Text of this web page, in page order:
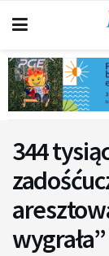
344
wygrała”